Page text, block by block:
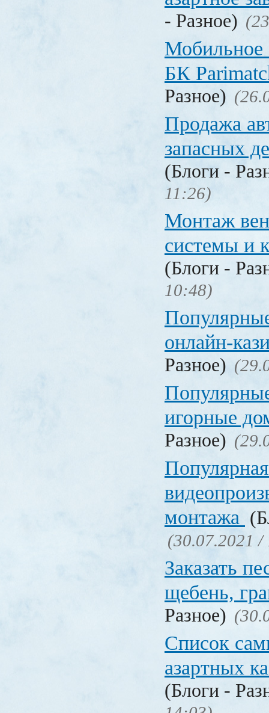
- Разное)
Мобильное
БК
Разное)
Продажа
запасных
(Блоги -
11:26)
Монтаж
системы и
(Блоги -
10:48)
онлайн-
Разное)
игорные
Разное)
монтажа
(30.07.2021 /
Заказать
щебень,
Разное)
Список
азартных
(Блоги -